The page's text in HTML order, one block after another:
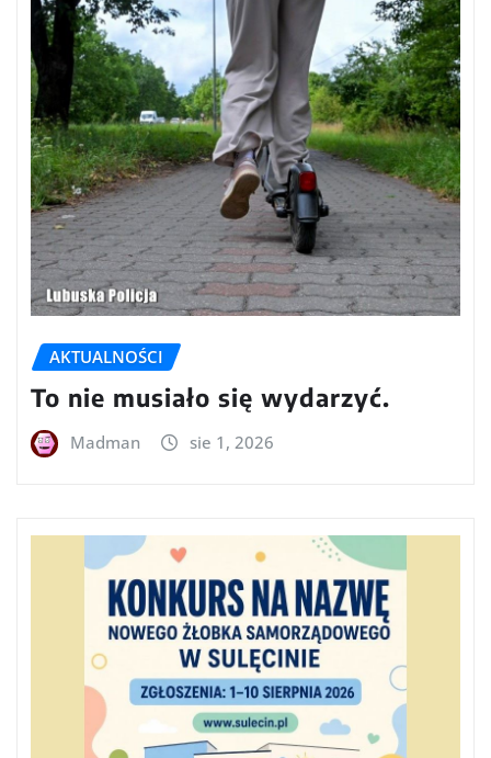
AKTUALNOŚCI
To nie musiało się wydarzyć.
Madman sie 1, 2026